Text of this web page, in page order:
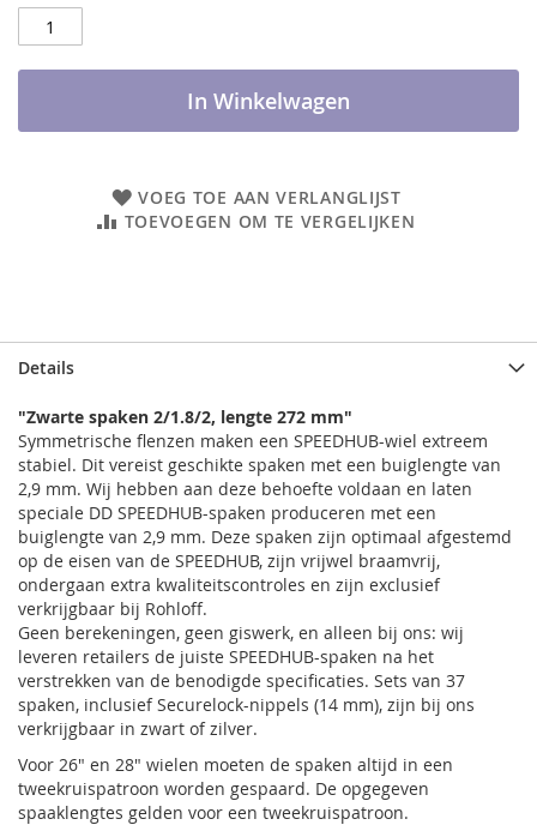
In Winkelwagen
VOEG TOE AAN VERLANGLIJST
TOEVOEGEN OM TE VERGELIJKEN
Details
"Zwarte spaken 2/1.8/2, lengte 272 mm"
Symmetrische flenzen maken een SPEEDHUB-wiel extreem
stabiel. Dit vereist geschikte spaken met een buiglengte van
2,9 mm. Wij hebben aan deze behoefte voldaan en laten
speciale DD SPEEDHUB-spaken produceren met een
buiglengte van 2,9 mm. Deze spaken zijn optimaal afgestemd
op de eisen van de SPEEDHUB, zijn vrijwel braamvrij,
ondergaan extra kwaliteitscontroles en zijn exclusief
verkrijgbaar bij Rohloff.
Geen berekeningen, geen giswerk, en alleen bij ons: wij
leveren retailers de juiste SPEEDHUB-spaken na het
verstrekken van de benodigde specificaties. Sets van 37
spaken, inclusief Securelock-nippels (14 mm), zijn bij ons
verkrijgbaar in zwart of zilver.
Voor 26" en 28" wielen moeten de spaken altijd in een
tweekruispatroon worden gespaard. De opgegeven
spaaklengtes gelden voor een tweekruispatroon.